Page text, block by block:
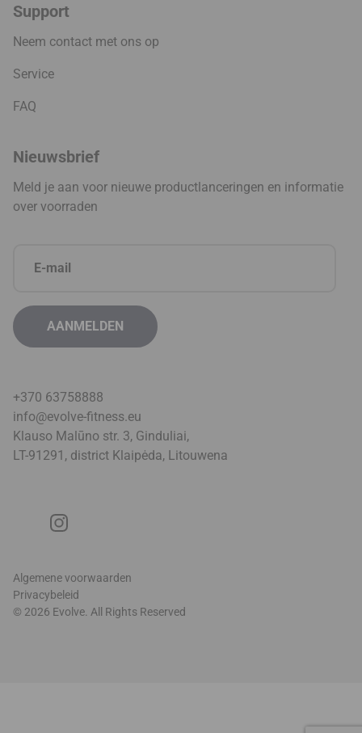
Support
Neem contact met ons op
Service
FAQ
Nieuwsbrief
Meld je aan voor nieuwe productlanceringen en informatie
over voorraden
+370 63758888
info@evolve-fitness.eu
Klauso Malūno str. 3, Ginduliai,
LT-91291, district Klaipėda, Litouwena
© 2026 Evolve. All Rights Reserved
Algemene voorwaarden
Privacybeleid